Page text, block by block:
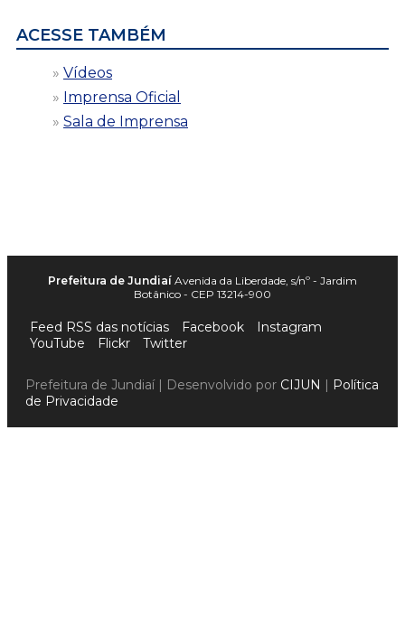
ACESSE TAMBÉM
Vídeos
Imprensa Oficial
Sala de Imprensa
Prefeitura de Jundiaí Avenida da Liberdade, s/nº - Jardim
Botânico - CEP 13214-900
Feed RSS das notícias Facebook
Instagram
YouTube
Flickr Twitter
Prefeitura de Jundiaí | Desenvolvido por CIJUN
Política
de Privacidade